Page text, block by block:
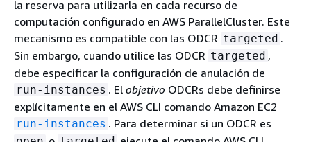
la reserva para utilizarla en cada recurso de
computación configurado en AWS ParallelCluster. Este
mecanismo es compatible con las ODCR targeted .
Sin embargo, cuando utilice las ODCR targeted ,
debe especificar la configuración de anulación de
run-instances . El objetivo ODCRs debe definirse
explícitamente en el AWS CLI comando Amazon EC2
run-instances . Para determinar si un ODCR es